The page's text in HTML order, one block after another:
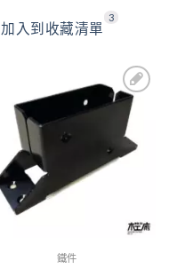
加入到收藏清單
3
加入
到收
藏清
5
鐵件